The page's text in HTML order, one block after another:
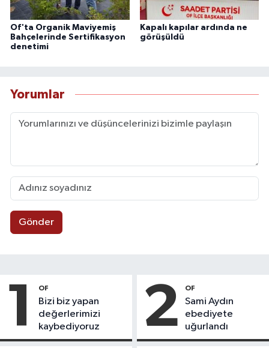
Of'ta Organik Maviyemiş
Bahçelerinde Sertifikasyon
denetimi
Kapalı kapılar ardında ne
görüşüldü
Yorumlar
Gönder
1 OF
Bizi biz yapan
değerlerimizi
kaybediyoruz
2 OF
Sami Aydın
ebediyete
uğurlandı